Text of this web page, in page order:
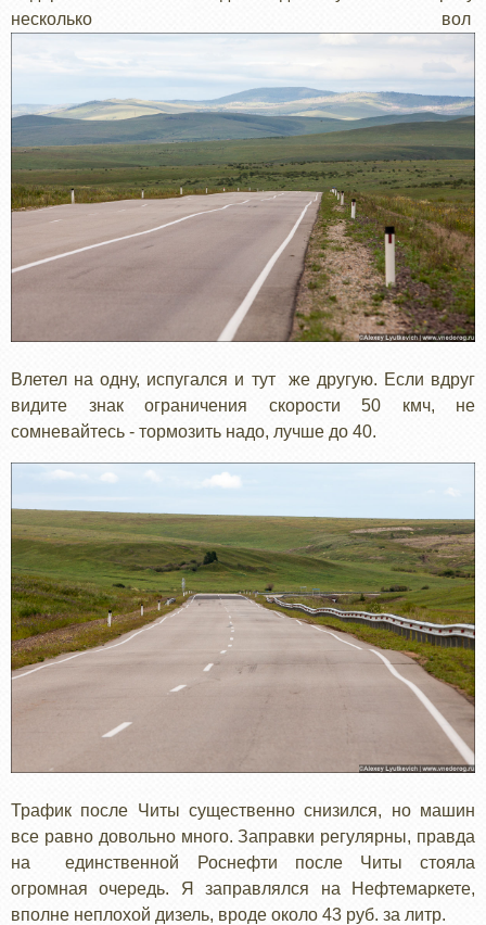
несколько вол
Влетел на одну, испугался и тут же другую. Если вдруг
видите знак ограничения скорости 50 кмч, не
сомневайтесь - тормозить надо, лучше до 40. ​
Трафик после Читы существенно снизился, но машин
все равно довольно много. Заправки регулярны, правда
на единственной Роснефти после Читы стояла
огромная очередь. Я заправлялся на Нефтемаркете,
вполне неплохой дизель, вроде около 43 руб. за литр.